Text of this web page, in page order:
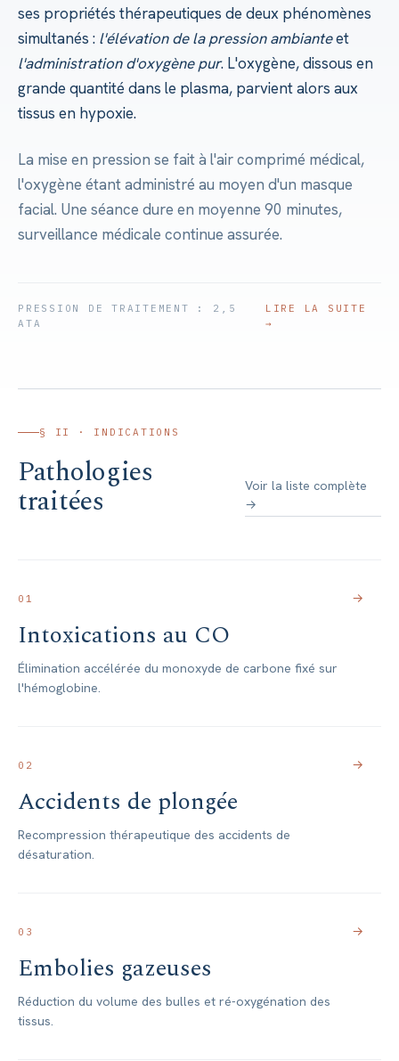
ses propriétés thérapeutiques de deux phénomènes
simultanés : l'élévation de la pression ambianteet
l'administration d'oxygène pur. L'oxygène, dissous en
grande quantité dans le plasma, parvient alors aux
tissus en hypoxie.
La mise en pression se fait à l'air comprimé médical,
l'oxygène étant administré au moyen d'un masque
facial. Une séance dure en moyenne 90 minutes,
surveillance médicale continue assurée.
PRESSION DE TRAITEMENT : 2,5
ATA
LIRE LA SUITE
→
§ II · INDICATIONS
Pathologies
traitées
Voir la liste complète
→
01 →
Intoxications au CO
Élimination accélérée du monoxyde de carbone fixé sur
l'hémoglobine.
02 →
Accidents de plongée
Recompression thérapeutique des accidents de
désaturation.
03 →
Embolies gazeuses
Réduction du volume des bulles et ré-oxygénation des
tissus.